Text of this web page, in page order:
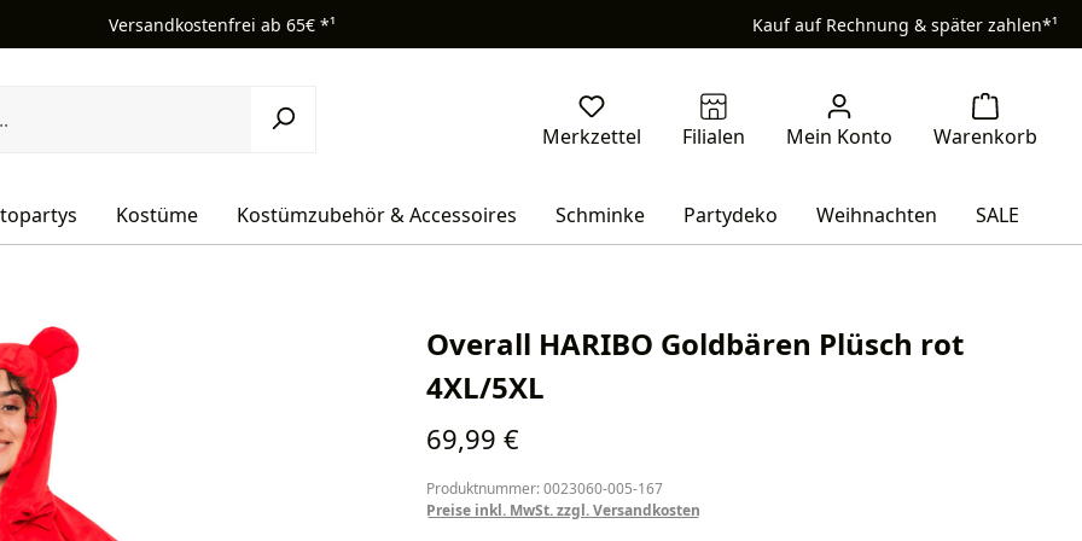
Versandkostenfrei ab 65€ *¹ Kauf auf Rechnung & später zahlen*¹
Kostüme Kostümzubehör & Accessoires Schminke Partydeko Weihnachten SALE
Overall HARIBO Goldbären Plüsch rot
4XL/5XL
Regulärer Preis:
69,99 €
Produktnummer: 0023060-005-167
Preise inkl. MwSt. zzgl. Versandkosten